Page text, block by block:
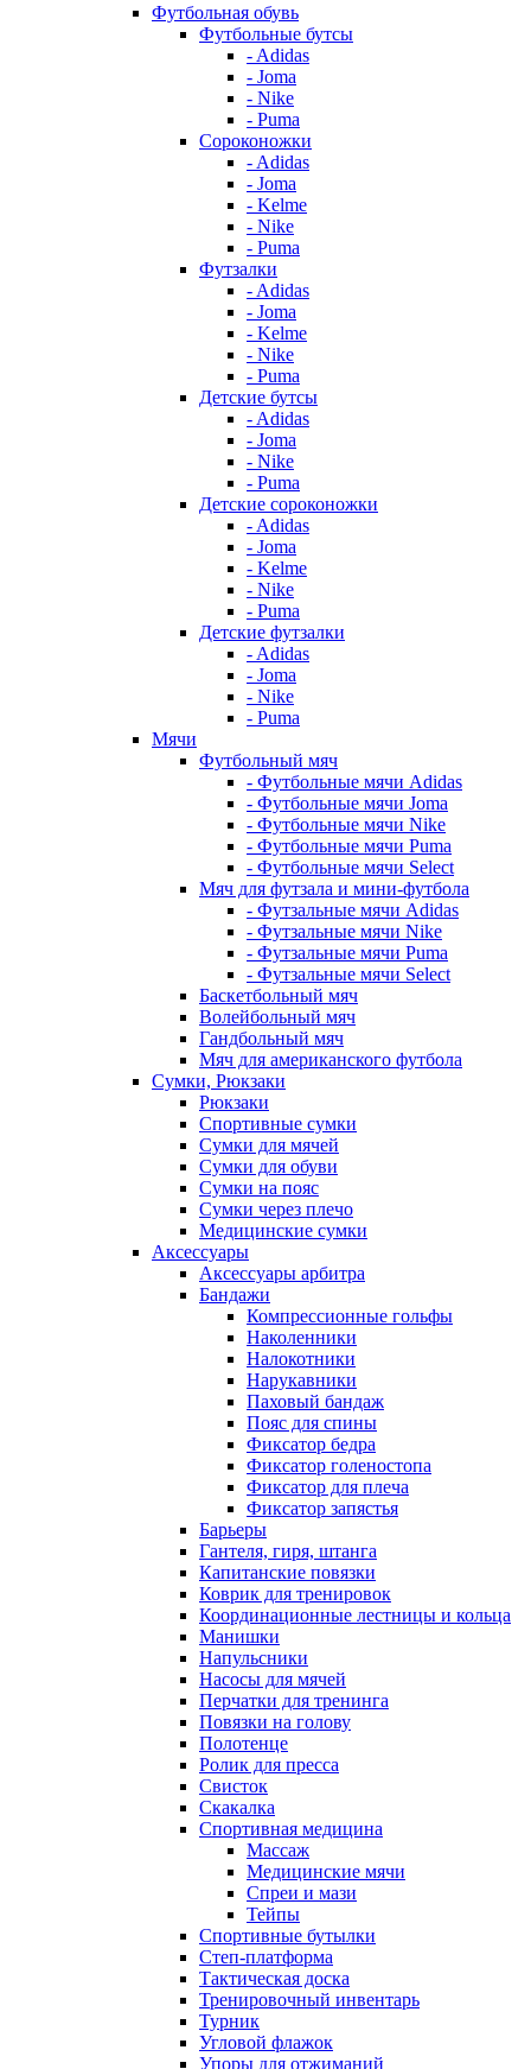
Футбольная обувь
Футбольные бутсы
- Adidas
- Joma
- Nike
- Puma
Сороконожки
- Adidas
- Joma
- Kelme
- Nike
- Puma
Футзалки
- Adidas
- Joma
- Kelme
- Nike
- Puma
Детские бутсы
- Adidas
- Joma
- Nike
- Puma
Детские сороконожки
- Adidas
- Joma
- Kelme
- Nike
- Puma
Детские футзалки
- Adidas
- Joma
- Nike
- Puma
Мячи
Футбольный мяч
- Футбольные мячи Adidas
- Футбольные мячи Joma
- Футбольные мячи Nike
- Футбольные мячи Puma
- Футбольные мячи Select
Мяч для футзала и мини-футбола
- Футзальные мячи Adidas
- Футзальные мячи Nike
- Футзальные мячи Puma
- Футзальные мячи Select
Баскетбольный мяч
Волейбольный мяч
Гандбольный мяч
Мяч для американского футбола
Сумки, Рюкзаки
Рюкзаки
Спортивные сумки
Сумки для мячей
Сумки для обуви
Сумки на пояс
Сумки через плечо
Медицинские сумки
Аксессуары
Аксессуары арбитра
Бандажи
Компрессионные гольфы
Наколенники
Налокотники
Нарукавники
Паховый бандаж
Пояс для спины
Фиксатор бедра
Фиксатор голеностопа
Фиксатор для плеча
Фиксатор запястья
Барьеры
Гантеля, гиря, штанга
Капитанские повязки
Коврик для тренировок
Координационные лестницы и кольца
Манишки
Напульсники
Насосы для мячей
Перчатки для тренинга
Повязки на голову
Полотенце
Ролик для пресса
Свисток
Скакалка
Спортивная медицина
Массаж
Медицинские мячи
Спреи и мази
Тейпы
Спортивные бутылки
Степ-платформа
Тактическая доска
Тренировочный инвентарь
Турник
Угловой флажок
Упоры для отжиманий